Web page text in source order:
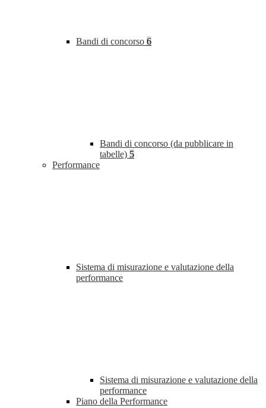
Bandi di concorso 6
Bandi di concorso (da pubblicare in
tabelle) 5
Performance
Sistema di misurazione e valutazione della
performance
Sistema di misurazione e valutazione della
performance
Piano della Performance